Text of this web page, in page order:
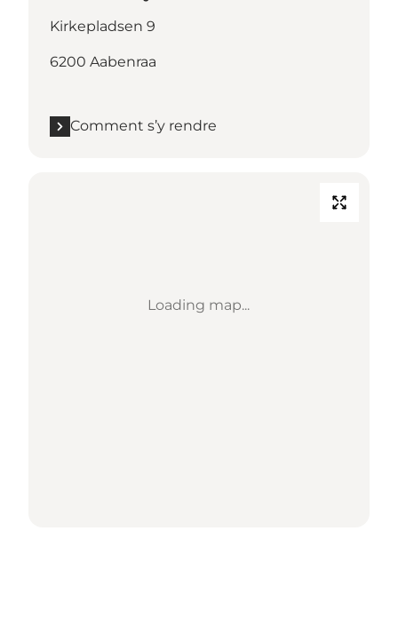
Kirkepladsen 9
6200 Aabenraa
Comment s’y rendre
Loading map...